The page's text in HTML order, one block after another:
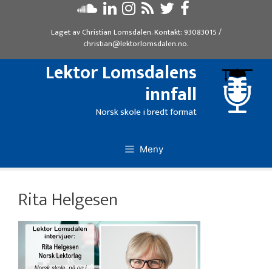
Laget avChristian Lomsdalen. Kontakt: 93083015/
christian@lektorlomsdalen.no.
Lektor Lomsdalens
innfall
Norsk skole i bredt format
Meny
Rita Helgesen